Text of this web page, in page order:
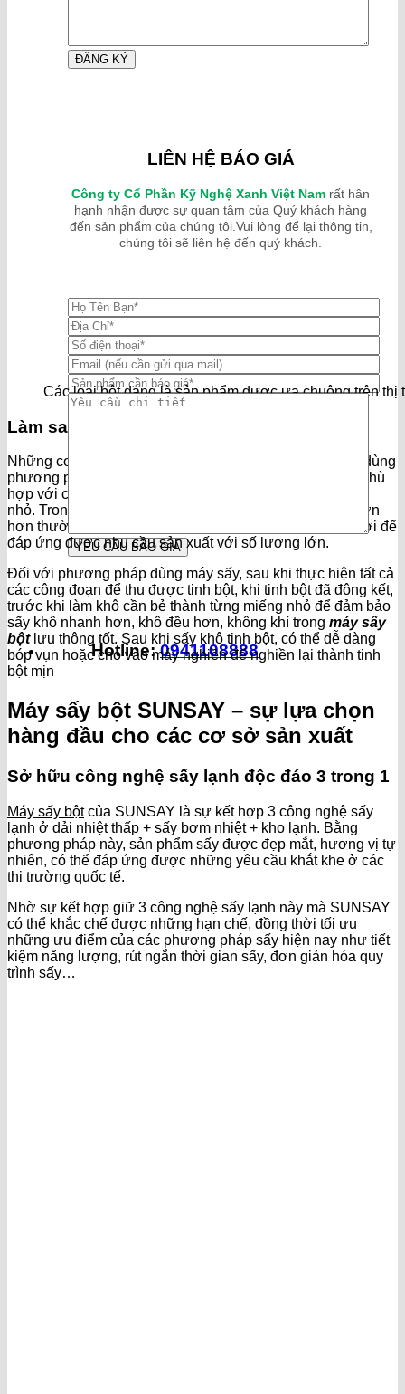
LIÊN HỆ BÁO GIÁ
Công ty Cổ Phần Kỹ Nghệ Xanh Việt Nam rất hân
hạnh nhận được sự quan tâm của Quý khách hàng
đến sản phẩm của chúng tôi.Vui lòng để lại thông tin,
chúng tôi sẽ liên hệ đến quý khách.
Hotline:0941108888
Các loại bột đang là sản phẩm được ưa chuộng trên thị
Làm sao để sấy khô bột hiệu quả?
Những cơ sở sản xuất thủ công có quy mô nhỏ thường dùng
phương pháp sấy khô truyền thống. Phương pháp này phù
hợp với các hộ gia đình hoặc cơ sở sản xuất với quy mô
nhỏ. Trong khi đó, những cơ sở sản xuất với số lượng lớn
hơn thường sử dụng các loại máy sấy với công nghệ mới để
đáp ứng được nhu cầu sản xuất với số lượng lớn.
Đối với phương pháp dùng máy sấy, sau khi thực hiện tất cả
các công đoạn để thu được tinh bột, khi tinh bột đã đông kết,
trước khi làm khô cần bẻ thành từng miếng nhỏ để đảm bảo
sấy khô nhanh hơn, khô đều hơn, không khí trong máy sấy
bộtlưu thông tốt. Sau khi sấy khô tinh bột, có thể dễ dàng
bóp vụn hoặc cho vào máy nghiền để nghiền lại thành tinh
bột mịn
Máy sấy bột SUNSAY – sự lựa chọn
hàng đầu cho các cơ sở sản xuất
Sở hữu công nghệ sấy lạnh độc đáo 3 trong 1
Máy sấy bộtcủa SUNSAY là sự kết hợp 3 công nghệ sấy
lạnh ở dải nhiệt thấp + sấy bơm nhiệt + kho lạnh. Bằng
phương pháp này, sản phẩm sấy được đẹp mắt, hương vị tự
nhiên, có thể đáp ứng được những yêu cầu khắt khe ở các
thị trường quốc tế.
Nhờ sự kết hợp giữ 3 công nghệ sấy lạnh này mà SUNSAY
có thể khắc chế được những hạn chế, đồng thời tối ưu
những ưu điểm của các phương pháp sấy hiện nay như tiết
kiệm năng lượng, rút ngắn thời gian sấy, đơn giản hóa quy
trình sấy…